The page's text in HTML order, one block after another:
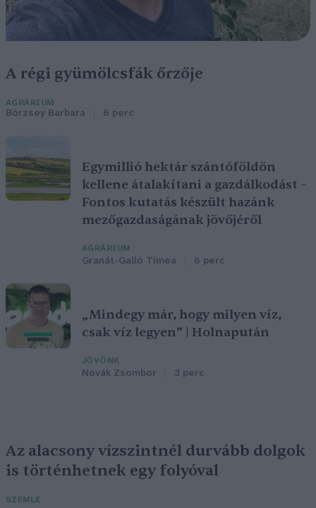
A régi gyümölcsfák őrzője
AGRÁRIUM
Börzsey Barbara 6 perc
Egymillió hektár szántóföldön
kellene átalakítani a gazdálkodást –
Fontos kutatás készült hazánk
mezőgazdaságának jövőjéről
AGRÁRIUM
Granát-Galló Tímea 6 perc
„Mindegy már, hogy milyen víz,
csak víz legyen” | Holnapután
JÖVŐNK
Novák Zsombor 3 perc
Az alacsony vízszintnél durvább dolgok
is történhetnek egy folyóval
SZEMLE